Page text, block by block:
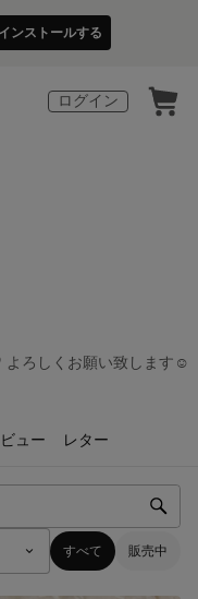
インストールする
ログイン
よろしくお願い致します☺️
ュー レター
すべて 販売中